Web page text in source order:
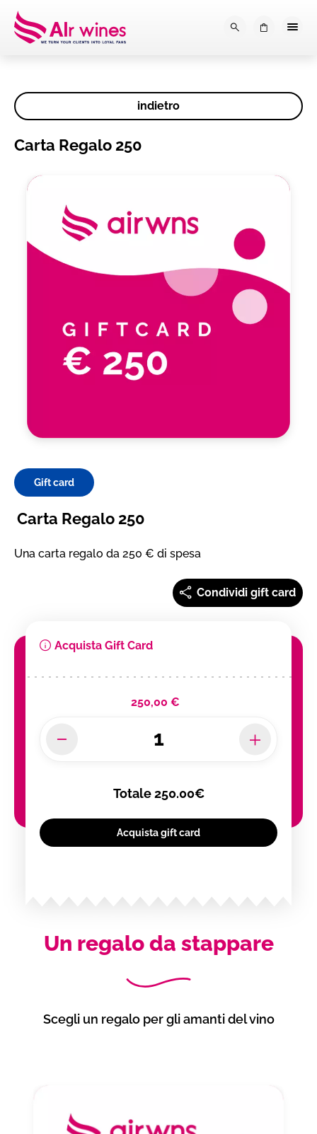
Dalla loro vendemmia, alla
indietro
Carta Regalo 250
Gift card
Carta Regalo 250
Una carta regalo da 250 € di spesa
Condividi gift card
Acquista Gift Card
250,00 €
Totale 250.00€
Acquista gift card
Un regalo da stappare
Scegli un regalo per gli amanti del vino